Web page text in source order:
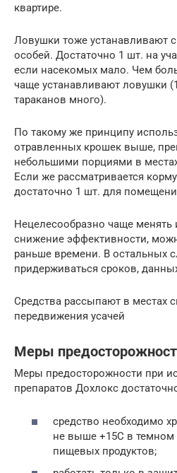
квартире.
Ловушки тоже устанавливают
особей. Достаточно 1 шт. на
если насекомых мало. Чем
чаще устанавливают ловушки
тараканов много).
По такому же принципу
отравленных крошек выше,
небольшими порциями в
Если же рассматривается
достаточно 1 шт. для
Нецелесообразно чаще менять
снижение эффективности,
раньше времени. В остальных
придерживаться сроков,
Средства рассыпают в местах
передвижения усачей
Меры
Меры предосторожности при
препаратов Дохлокс
средство необходимо
не выше +15С в темном
пищевых продуктов;